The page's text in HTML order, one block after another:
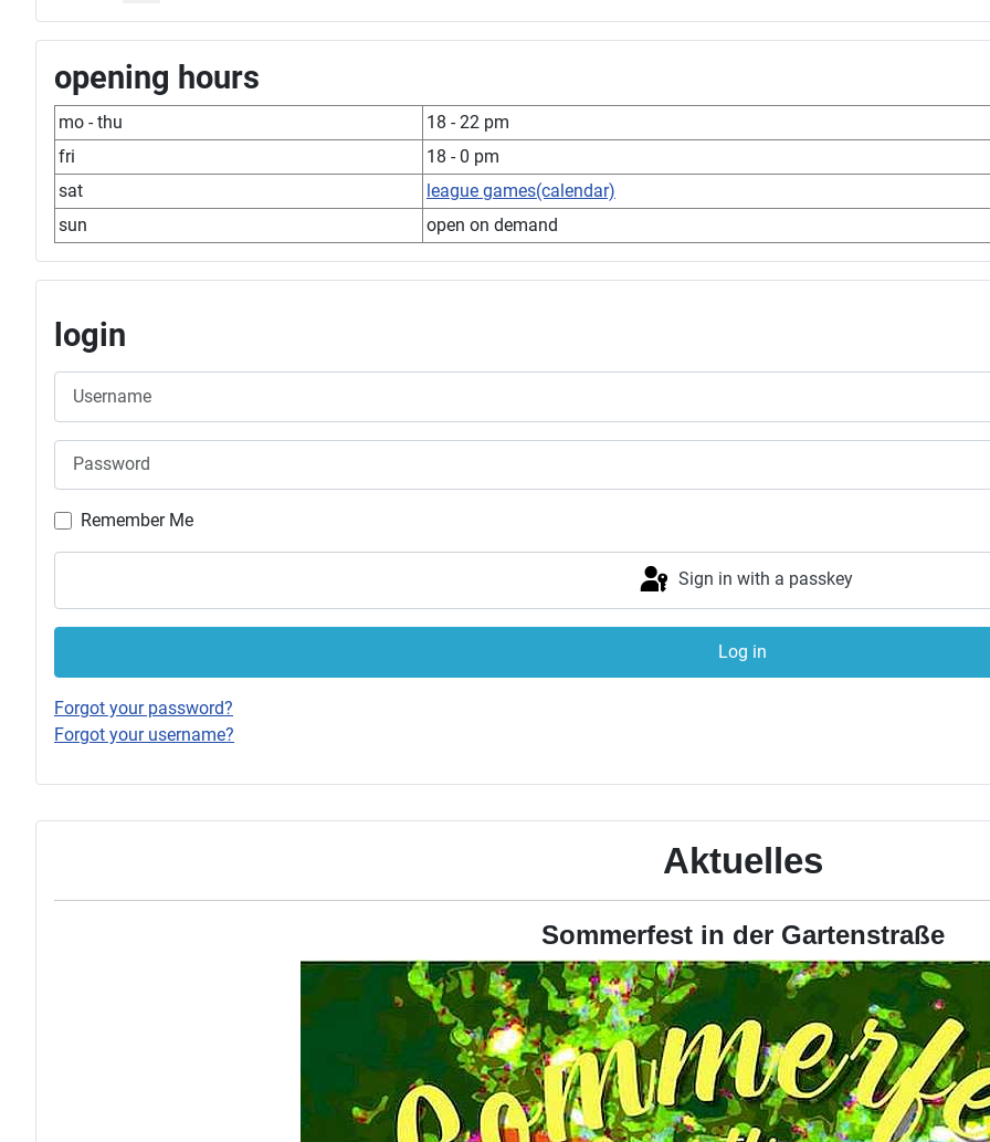
Aktuelles
Sommerfest in der Gartenstraße
opening hours
mo - thu
18 - 22 pm
fri
18 - 0 pm
sat
league games(calendar)
sun
open on demand
login
Remember Me
Sign in with a passkey
Log in
Forgot your password?
Forgot your username?